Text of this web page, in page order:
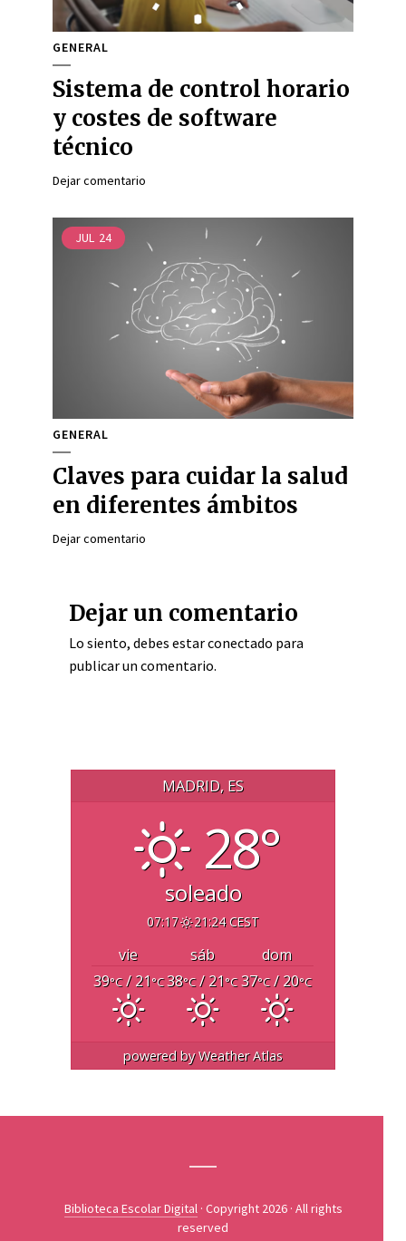
GENERAL
Sistema de control horario
y costes de software
técnico
Dejar comentario
JUL 24
GENERAL
Claves para cuidar la salud
en diferentes ámbitos
Dejar comentario
Dejar un comentario
Lo siento, debes estarconectado para
publicar un comentario.
MADRID, ES
28°
soleado
07:17 21:24 CEST
vie sáb
dom
39°C/ 21°C38°C/ 21°C 37°C/ 20°C
powered byWeather Atlas
Biblioteca Escolar Digital · Copyright 2026 · All rights
reserved